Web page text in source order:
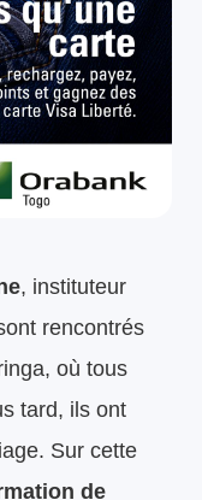
, instituteur
rencontrés
où tous
tard, ils ont
Sur cette
de